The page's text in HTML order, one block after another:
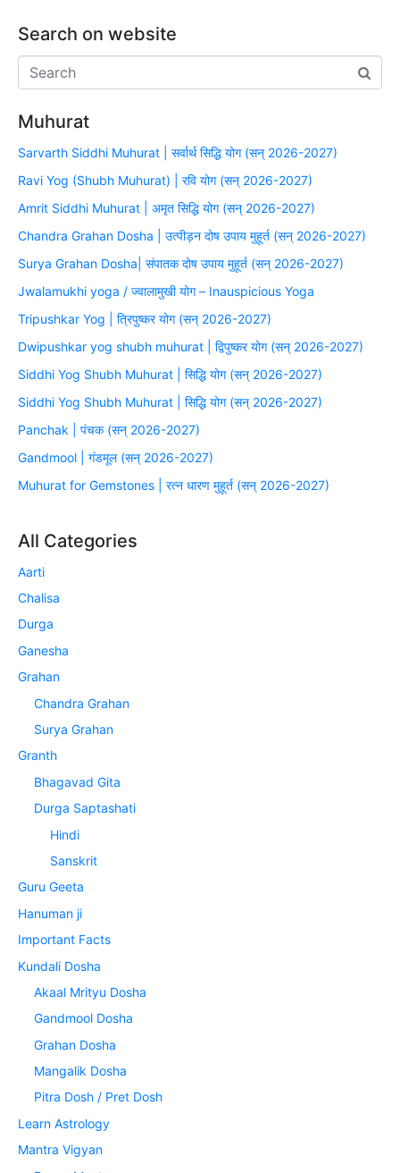
Search on website
Muhurat
Sarvarth Siddhi Muhurat | सर्वार्थ सिद्धि योग (सन् 2026-2027)
Ravi Yog (Shubh Muhurat) | रवि योग (सन् 2026-2027)
Amrit Siddhi Muhurat | अमृत सिद्धि योग (सन् 2026-2027)
Chandra Grahan Dosha | उत्पीड़न दोष उपाय मुहूर्त (सन् 2026-2027)
Surya Grahan Dosha| संपातक दोष उपाय मुहूर्त (सन् 2026-2027)
Jwalamukhi yoga / ज्वालामुखी योग – Inauspicious Yoga
Tripushkar Yog | त्रिपुष्कर योग (सन् 2026-2027)
Dwipushkar yog shubh muhurat | द्विपुष्कर योग (सन् 2026-2027)
Siddhi Yog Shubh Muhurat | सिद्धि योग (सन् 2026-2027)
Siddhi Yog Shubh Muhurat | सिद्धि योग (सन् 2026-2027)
Panchak | पंचक (सन् 2026-2027)
Gandmool | गंडमूल (सन् 2026-2027)
Muhurat for Gemstones | रत्न धारण मुहूर्त (सन् 2026-2027)
All Categories
Aarti
Chalisa
Durga
Ganesha
Grahan
Chandra Grahan
Surya Grahan
Granth
Bhagavad Gita
Durga Saptashati
Hindi
Sanskrit
Guru Geeta
Hanuman ji
Important Facts
Kundali Dosha
Akaal Mrityu Dosha
Gandmool Dosha
Grahan Dosha
Mangalik Dosha
Pitra Dosh / Pret Dosh
Learn Astrology
Mantra Vigyan